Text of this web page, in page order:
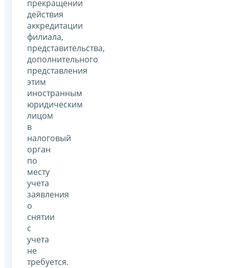
прекращении
действия
аккредитации
филиала,
представительства,
дополнительного
представления
этим
иностранным
юридическим
лицом
в
налоговый
орган
по
месту
учета
заявления
о
снятии
с
учета
не
требуется.